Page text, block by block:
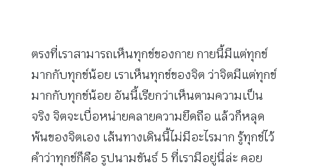
ตรงที่เราสามารถเห็นทุกข์ของกาย กายนี้มีแต่ทุกข์
มากกับทุกข์น้อย เราเห็นทุกข์ของจิต ว่าจิตมีแต่ทุกข์
มากกับทุกข์น้อย อันนี้เรียกว่าเห็นตามความเป็น
จริง จิตจะเบื่อหน่ายคลายความยึดถือ แล้วก็หลุด
พ้นของจิตเอง เส้นทางเดินนี้ไม่มีอะไรมาก รู้ทุกข์ไว้
คำว่าทุกข์ก็คือ รูปนามขันธ์ 5 ที่เรามีอยู่นี่ล่ะ คอย